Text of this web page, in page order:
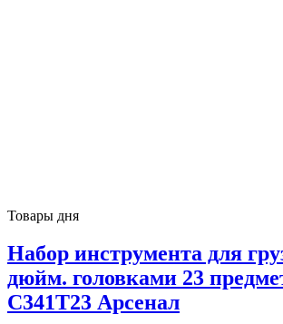
Товары дня
Набор инструмента для
дюйм. головками 23
C341T23 Арсенал